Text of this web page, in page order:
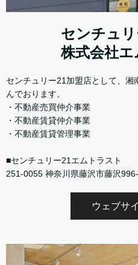
センチュ
株式会社エ
センチュリー21加盟店として、
んでおります。
・不動産売買仲介事業
・不動産賃貸仲介事業
・不動産賃貸管理事業
■センチュリー21エムトラスト
251-0055 神奈川県藤沢市藤沢
ウェブサ